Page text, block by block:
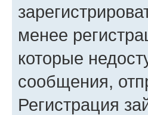
менее
которые
сообщения,
Регистрация